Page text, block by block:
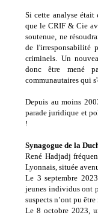
Si cette analyse était
que le CRIF & Cie
soutenue, ne
de l'irresponsabilité
criminels. Un
donc être mené
communautaires qui
Depuis au moins
parade juridique et
!
Synagogue de la
René Hadjadj
Lyonnais, située
Le 3 septembre
jeunes individus ont
suspects n’ont pu
Le 8 octobre 2023,